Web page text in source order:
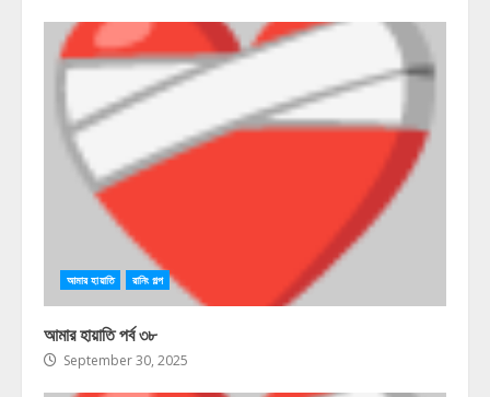
আমার হায়াতি রানিং গল্প
আমার হায়াতি পর্ব ৩৮
September 30, 2025